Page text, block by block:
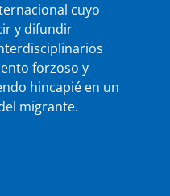
cuyo
y difundir
forzoso y
hincapié en un
migrante.